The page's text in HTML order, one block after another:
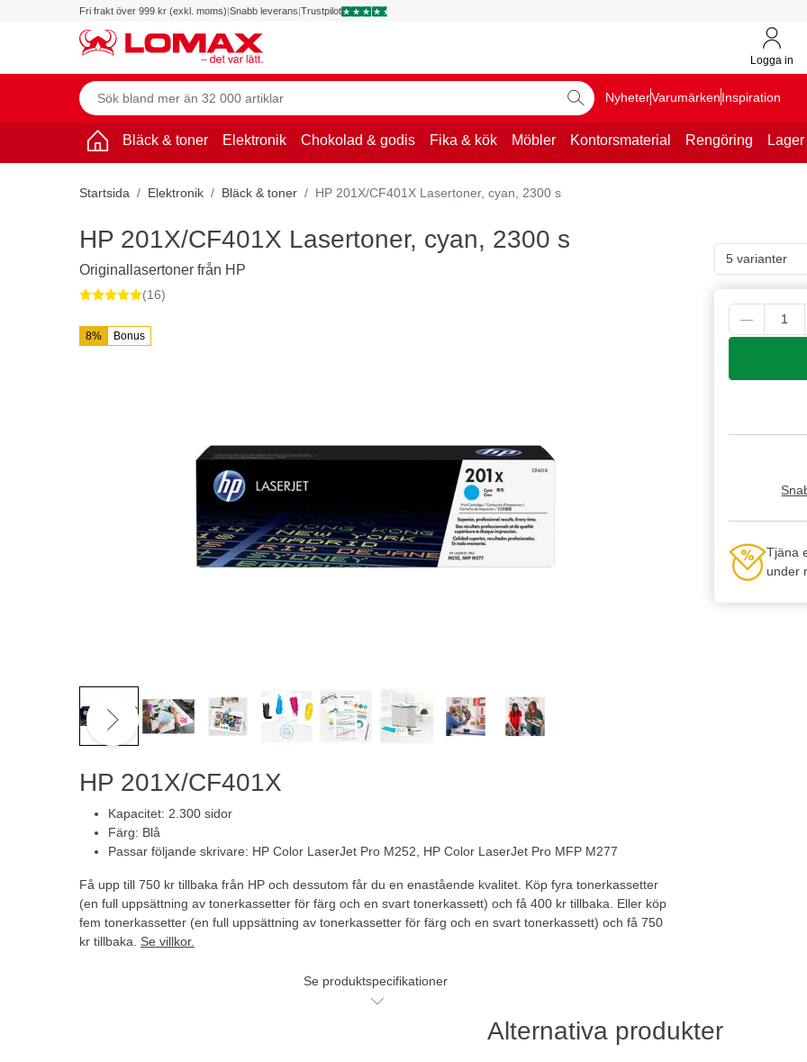
Fri frakt över 999 kr (exkl. moms)|Snabb leverans|Trustpilot
Logga in
NyheterVarumärkenInspiration
Bläck & toner Elektronik Chokolad & godis Fika & kök Möbler Kontorsmaterial Rengöring Lager
Startsida Elektronik Bläck & toner HP 201X/CF401X Lasertoner, cyan, 2300 s
8% Bonus
HP 201X/CF401X
Kapacitet: 2.300 sidor
Färg: Blå
Passar följande skrivare: HP Color LaserJet Pro M252, HP Color LaserJet Pro MFP M277
Få upp till 750 kr tillbaka från HP och dessutom får du en enastående kvalitet. Köp fyra tonerkassetter
(en full uppsättning av tonerkassetter för färg och en svart tonerkassett) och få 400 kr tillbaka. Eller köp
fem tonerkassetter (en full uppsättning av tonerkassetter för färg och en svart tonerkassett) och få 750
kr tillbaka. Se villkor.
Se produktspecifikationer
5 varianter
Tjäna
under
HP 201X/CF401X Lasertoner, cyan, 2300 s
Originallasertoner från HP
(16)
Alternativa produkter